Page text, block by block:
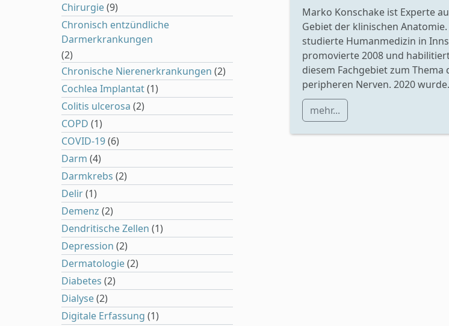
Marko Konschake ist Experte
Gebiet der klinischen Anatomie.
studierte Humanmedizin in
promovierte 2008 und
diesem Fachgebiet zum Thema
peripheren Nerven. 2020
mehr...
Chirurgie(9)
Chronisch entzündliche
Darmerkrankungen
(2)
Chronische Nierenerkrankungen (2)
Cochlea Implantat(1)
Colitis ulcerosa (2)
COPD (1)
COVID-19(6)
Darm (4)
Darmkrebs (2)
Delir(1)
Demenz (2)
Dendritische Zellen (1)
Depression (2)
Dermatologie(2)
Diabetes (2)
Dialyse(2)
Digitale Erfassung (1)